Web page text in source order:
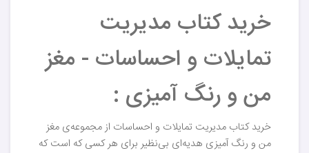
خرید کتاب مدیریت
تمایلات و احساسات - مغز
من و رنگ آمیزی :
خرید کتاب مدیریت تمایلات و احساسات از مجموعه‌ی مغز
من و رنگ آمیزی هدیه‌ای بی‌نظیر برای هر کسی که است که